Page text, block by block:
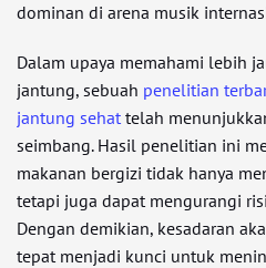
dominan di arena musik
Dalam upaya memahami lebih
jantung, sebuah penelitian
jantung sehat telah
seimbang. Hasil penelitian ini
makanan bergizi tidak hanya
tetapi juga dapat mengurangi
Dengan demikian, kesadaran
tepat menjadi kunci untuk